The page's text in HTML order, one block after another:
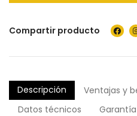
Compartir producto
Descripción
Ventajas y
Datos técnicos
Garantía